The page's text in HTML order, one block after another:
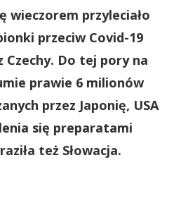
wieczorem przyleciało
przeciw Covid-19
Czechy. Do tej pory na
prawie 6 milionów
przez Japonię, USA
się preparatami
też Słowacja.